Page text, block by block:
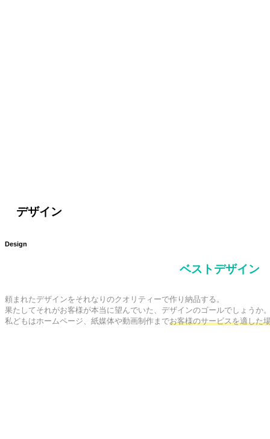
デザイン
Design
ベストデザイン
頼まれたデザインをそれなりのクオリティーで作り納品する。
果たしてそれがお客様が本当に望んでいた、デザインのゴールでしょうか
私どもはホームページ、紙媒体や動画制作までお客様のサービスを適した